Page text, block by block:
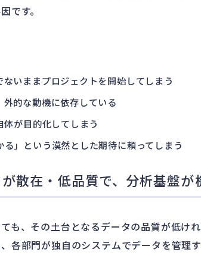
です。
いままプロジェクトを開始してしまう
的な動機に依存している
が目的化してしまう
る」という漠然とした期待に頼ってしまう
が散在・低品質で、分析基盤が
も、その土台となるデータの品質が低け
各部門が独自のシステムでデータを管理